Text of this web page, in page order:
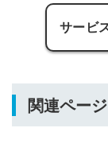
サービ
関連ページ